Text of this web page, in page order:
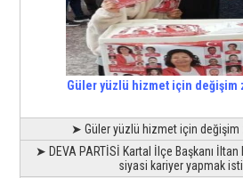
Güler yüzlü hizmet için değişim
➤ Güler yüzlü hizmet için değişim
➤ DEVA PARTİSİ Kartal İlçe Başkanı
siyasi kariyer yapmak